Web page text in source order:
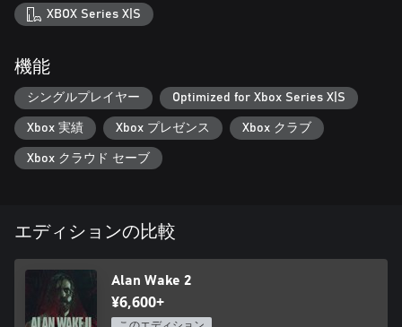
2人のキャラクターを操作
し、異なる視点からイベントが展開されるのを見届けよう。 事
件を解決するためのアンダーソンによる生死をかけた戦いと、
闇の世界の深淵から逃れるべく現実を書き換えるためのウェイ
クによる必死の試みが行き交う。
2つの世界を探索
美しくも恐ろしい2つの世界を探検しよう。それぞれの世界なら
ルズやウォータリーののどかな町を発見。 それとは対照的に、
闇の世界の悪夢のような街並みからの脱出を試みよう。
光を頼りに生き延びろ
限られた資源で、強力で超自然的な敵に立ち向かい、絶望的な
接近戦を繰り広げろ。 生き残るために必要なのは銃だけではな
XBOX Series X|S
機能
シングルプレイヤー Optimized for Xbox Series X|S
Xbox 実績 Xbox プレゼンス Xbox クラブ
Xbox クラウド セーブ
エディションの比較
Alan Wake 2
¥6,600+